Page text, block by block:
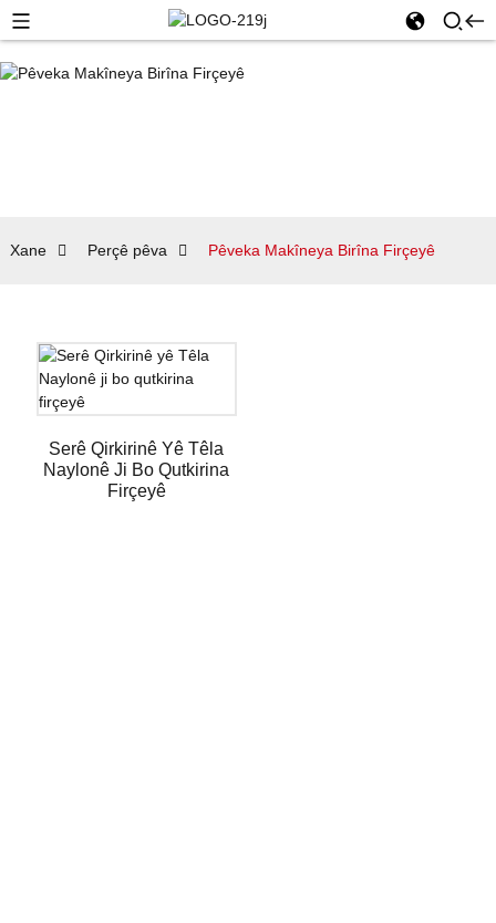
Xane Perçê pêva Pêveka Makîneya Birîna Firçeyê
Serê Qirkirinê Yê Têla
Naylonê Ji Bo Qutkirina
Firçeyê